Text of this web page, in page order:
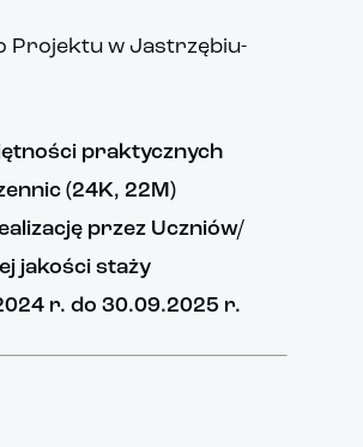
Projektu w Jastrzębiu-
praktycznych
(24K, 22M)
przez Uczniów/
jakości staży
r. do 30.09.2025 r.